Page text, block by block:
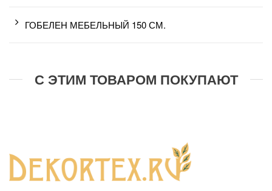
ГОБЕЛЕН МЕБЕЛЬНЫЙ 150 СМ.
С ЭТИМ ТОВАРОМ ПОКУПАЮТ